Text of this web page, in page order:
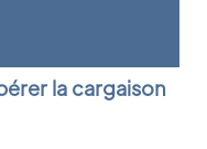
la cargaison